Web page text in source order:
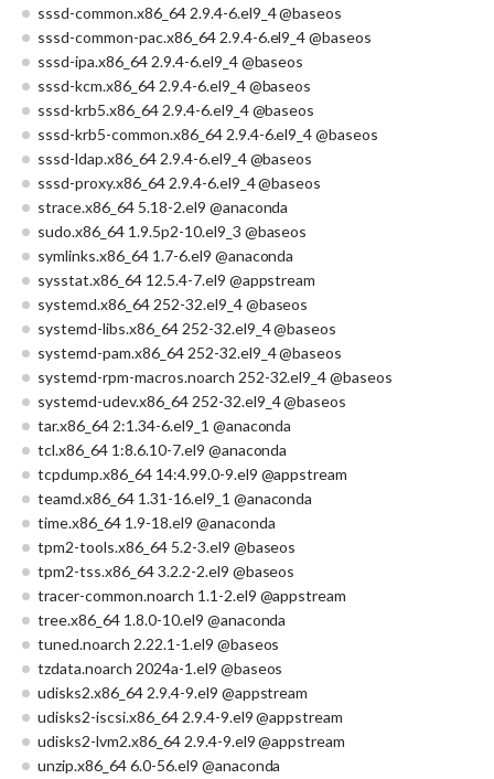
sssd-common.x86_64 2.9.4-6.el9_4 @baseos
sssd-common-pac.x86_64 2.9.4-6.el9_4 @baseos
sssd-ipa.x86_64 2.9.4-6.el9_4 @baseos
sssd-kcm.x86_64 2.9.4-6.el9_4 @baseos
sssd-krb5.x86_64 2.9.4-6.el9_4 @baseos
sssd-krb5-common.x86_64 2.9.4-6.el9_4 @baseos
sssd-ldap.x86_64 2.9.4-6.el9_4 @baseos
sssd-proxy.x86_64 2.9.4-6.el9_4 @baseos
strace.x86_64 5.18-2.el9 @anaconda
sudo.x86_64 1.9.5p2-10.el9_3 @baseos
symlinks.x86_64 1.7-6.el9 @anaconda
sysstat.x86_64 12.5.4-7.el9 @appstream
systemd.x86_64 252-32.el9_4 @baseos
systemd-libs.x86_64 252-32.el9_4 @baseos
systemd-pam.x86_64 252-32.el9_4 @baseos
systemd-rpm-macros.noarch 252-32.el9_4 @baseos
systemd-udev.x86_64 252-32.el9_4 @baseos
tar.x86_64 2:1.34-6.el9_1 @anaconda
tcl.x86_64 1:8.6.10-7.el9 @anaconda
tcpdump.x86_64 14:4.99.0-9.el9 @appstream
teamd.x86_64 1.31-16.el9_1 @anaconda
time.x86_64 1.9-18.el9 @anaconda
tpm2-tools.x86_64 5.2-3.el9 @baseos
tpm2-tss.x86_64 3.2.2-2.el9 @baseos
tracer-common.noarch 1.1-2.el9 @appstream
tree.x86_64 1.8.0-10.el9 @anaconda
tuned.noarch 2.22.1-1.el9 @baseos
tzdata.noarch 2024a-1.el9 @baseos
udisks2.x86_64 2.9.4-9.el9 @appstream
udisks2-iscsi.x86_64 2.9.4-9.el9 @appstream
udisks2-lvm2.x86_64 2.9.4-9.el9 @appstream
unzip.x86_64 6.0-56.el9 @anaconda